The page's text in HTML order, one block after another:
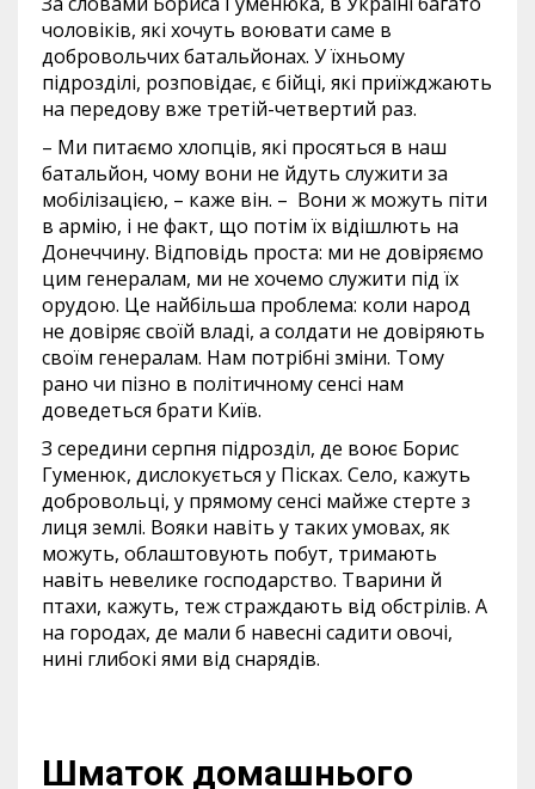
чоловіків, які хочуть воювати саме в
добровольчих батальйонах. У їхньому
підрозділі, розповідає, є бійці, які приїжджають
на передову вже третій-четвертий раз.
– Ми питаємо хлопців, які просяться в наш
батальйон, чому вони не йдуть служити за
мобілізацією, – каже він. – Вони ж можуть піти
в армію, і не факт, що потім їх відішлють на
Донеччину. Відповідь проста: ми не довіряємо
цим генералам, ми не хочемо служити під їх
орудою. Це найбільша проблема: коли народ
не довіряє своїй владі, а солдати не довіряють
своїм генералам. Нам потрібні зміни. Тому
рано чи пізно в політичному сенсі нам
доведеться брати Київ.
З середини серпня підрозділ, де воює Борис
Гуменюк, дислокується у Пісках. Село, кажуть
добровольці, у прямому сенсі майже стерте з
лиця землі. Вояки навіть у таких умовах, як
можуть, облаштовують побут, тримають
навіть невелике господарство. Тварини й
птахи, кажуть, теж страждають від обстрілів. А
на городах, де мали б навесні садити овочі,
нині глибокі ями від снарядів.
Шматок домашнього